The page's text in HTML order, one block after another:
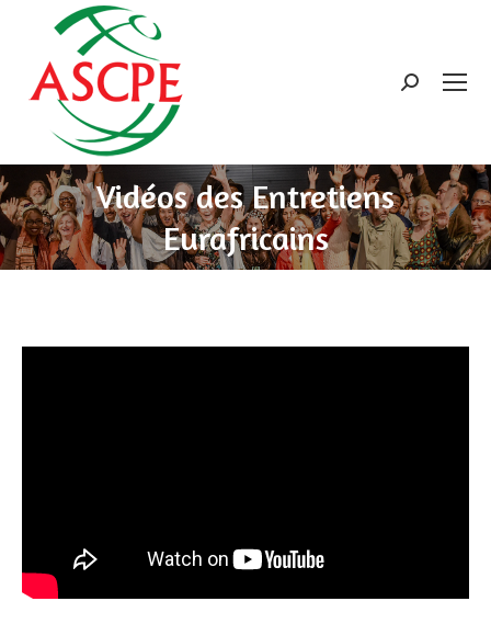
Search:
Vidéos des Entretiens
Eurafricains